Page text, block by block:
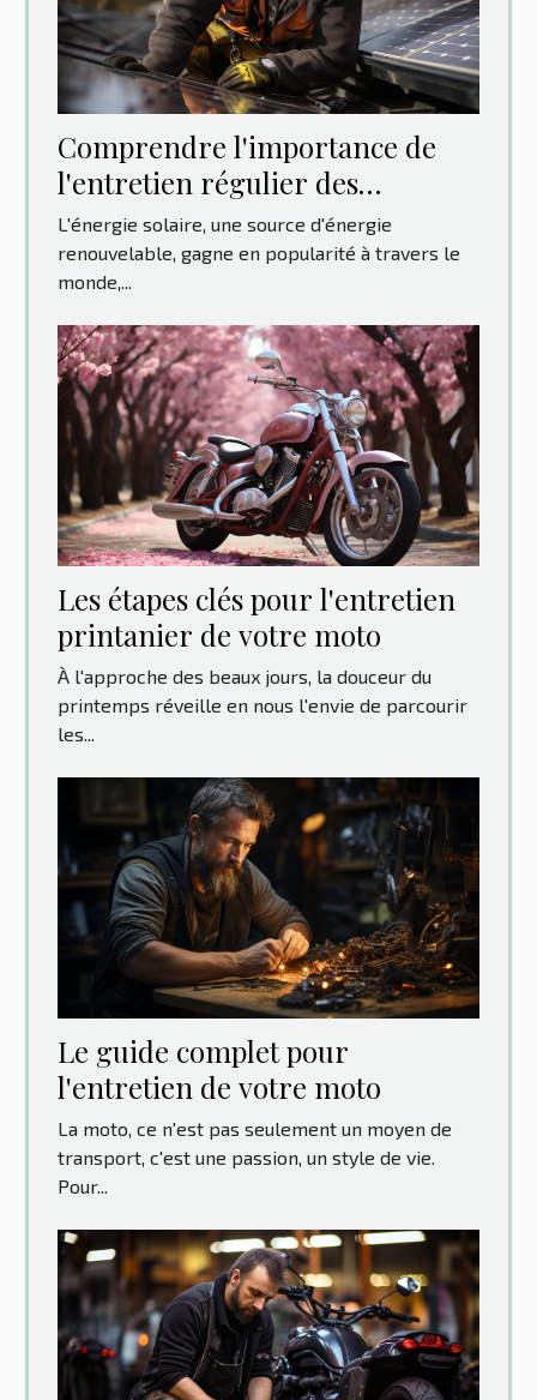
Comprendre l'importance de
l'entretien régulier des
panneaux solaires pour la
longévité de vos équipements
L'énergie solaire, une source d'énergie
renouvelable, gagne en popularité à travers le
monde,...
Les étapes clés pour l'entretien
printanier de votre moto
À l'approche des beaux jours, la douceur du
printemps réveille en nous l'envie de parcourir
les...
Le guide complet pour
l'entretien de votre moto
La moto, ce n'est pas seulement un moyen de
transport, c'est une passion, un style de vie.
Pour...